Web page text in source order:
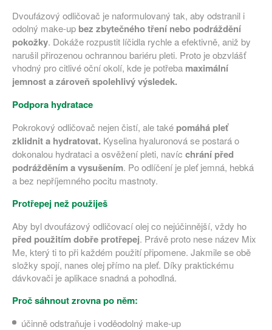
Dvoufázový odličovač je naformulovaný tak, aby odstranil i
odolný make-up bez zbytečného tření nebo podráždění
pokožky. Dokáže rozpustit líčidla rychle a efektivně, aniž by
narušil přirozenou ochrannou bariéru pleti. Proto je obzvlášť
vhodný pro citlivé oční okolí, kde je potřeba maximální
jemnost a zároveň spolehlivý výsledek.
Podpora hydratace
Pokrokový odličovač nejen čistí, ale také pomáhá pleť
zklidnit a hydratovat. Kyselina hyaluronová se postará o
dokonalou hydrataci a osvěžení pleti, navíc chrání před
podrážděním a vysušením. Po odlíčení je pleť jemná, hebká
a bez nepříjemného pocitu mastnoty.
Protřepej než použiješ
Aby byl dvoufázový odličovací olej co nejúčinnější, vždy ho
před použitím dobře protřepej. Právě proto nese název Mix
Me, který ti to při každém použití připomene. Jakmile se obě
složky spojí, nanes olej přímo na pleť. Díky praktickému
dávkovači je aplikace snadná a pohodlná.
Proč sáhnout zrovna po něm:
účinně odstraňuje i voděodolný make-up